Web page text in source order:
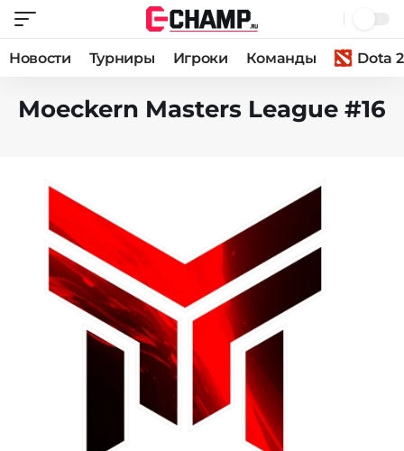
Новости Турниры Игроки Команды Dota 2
Moeckern Masters League #16